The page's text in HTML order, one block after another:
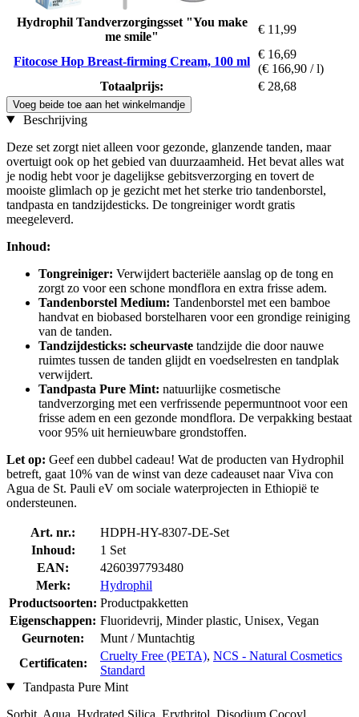
Hydrophil Tandverzorgingsset "You make
me smile"
€ 11,99
Fitocose Hop Breast-firming Cream, 100 ml
€ 16,69
(€ 166,90 / l)
Totaalprijs:
€ 28,68
Voeg beide toe aan het winkelmandje
Beschrijving
Deze set zorgt niet alleen voor gezonde, glanzende tanden, maar
overtuigt ook op het gebied van duurzaamheid. Het bevat alles wat
je nodig hebt voor je dagelijkse gebitsverzorging en tovert de
mooiste glimlach op je gezicht met het sterke trio tandenborstel,
tandpasta en tandzijdesticks. De tongreiniger wordt gratis
meegeleverd.
Inhoud:
Tongreiniger: Verwijdert bacteriële aanslag op de tong en
zorgt zo voor een schone mondflora en extra frisse adem.
Tandenborstel Medium: Tandenborstel met een bamboe
handvat en biobased borstelharen voor een grondige reiniging
van de tanden.
Tandzijdesticks: scheurvaste tandzijde die door nauwe
ruimtes tussen de tanden glijdt en voedselresten en tandplak
verwijdert.
Tandpasta Pure Mint: natuurlijke cosmetische
tandverzorging met een verfrissende pepermuntnoot voor een
frisse adem en een gezonde mondflora. De verpakking bestaat
voor 95% uit hernieuwbare grondstoffen.
Let op: Geef een dubbel cadeau! Wat de producten van Hydrophil
betreft, gaat 10% van de winst van deze cadeauset naar Viva con
Agua de St. Pauli eV om sociale waterprojecten in Ethiopië te
ondersteunen.
Art. nr.:
HDPH-HY-8307-DE-Set
Inhoud:
1 Set
EAN:
4260397793480
Merk:
Hydrophil
Productsoorten: Productpakketten
Eigenschappen: Fluoridevrij, Minder plastic, Unisex, Vegan
Geurnoten:
Munt / Muntachtig
Certificaten:
Cruelty Free (PETA), NCS - Natural Cosmetics
Standard
Tandpasta Pure Mint
Sorbit, Aqua, Hydrated Silica, Erythritol, Disodium Cocoyl